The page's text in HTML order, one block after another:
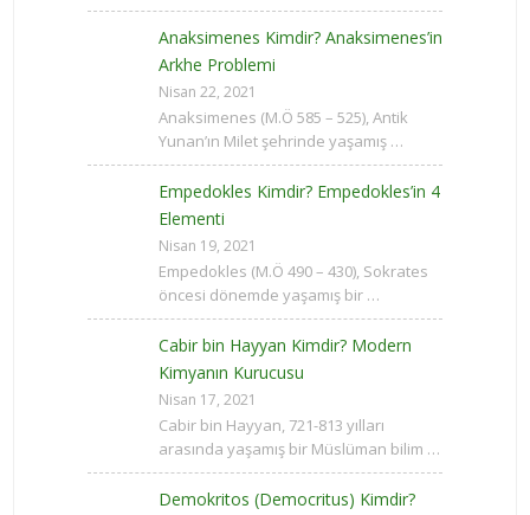
Anaksimenes Kimdir? Anaksimenes’in
Arkhe Problemi
Nisan 22, 2021
Anaksimenes (M.Ö 585 – 525), Antik
Yunan’ın Milet şehrinde yaşamış …
Empedokles Kimdir? Empedokles’in 4
Elementi
Nisan 19, 2021
Empedokles (M.Ö 490 – 430), Sokrates
öncesi dönemde yaşamış bir …
Cabir bin Hayyan Kimdir? Modern
Kimyanın Kurucusu
Nisan 17, 2021
Cabir bin Hayyan, 721-813 yılları
arasında yaşamış bir Müslüman bilim …
Demokritos (Democritus) Kimdir?